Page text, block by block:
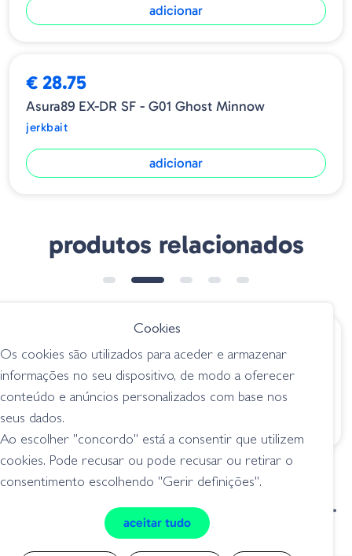
adicionar
€ 28.75
Asura89 EX-DR SF - G01 Ghost Minnow
jerkbait
adicionar
produtos relacionados
€ 19.95
6th Sense Provoke
106X Ghost Pro
Shad
jerkbait
Amostra F07 Brook
Trout
condições de venda
livro de reclamações
privacidade
cookies
Cookies
Os cookies são utilizados para aceder e armazenar
informações no seu dispositivo, de modo a oferecer
conteúdo e anúncios personalizados com base nos
seus dados.
Ao escolher "concordo" está a consentir que utilizem
cookies. Pode recusar ou pode recusar ou retirar o
consentimento escolhendo "Gerir definições".
aceitar tudo